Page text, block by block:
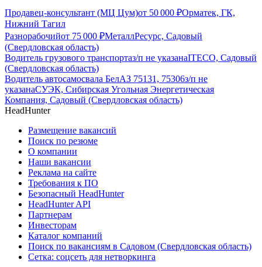
Продавец-консультант (МЦ Цум)от 50 000 ₽Орматек, ГК,
Нижний Тагил
Разнорабочийот 75 000 ₽МеталлРесурс, Садовый
(Свердловская область)
Водитель грузового транспортаз/п не указанаITECO, Садовый
(Свердловская область)
Водитель автосамосвала БелАЗ 75131, 75306з/п не
указанаСУЭК, Сибирская Угольная Энергетическая
Компания, Садовый (Свердловская область)
HeadHunter
Размещение вакансий
Поиск по резюме
О компании
Наши вакансии
Реклама на сайте
Требования к ПО
Безопасный HeadHunter
HeadHunter API
Партнерам
Инвесторам
Каталог компаний
Поиск по вакансиям в Садовом (Свердловская область)
Сетка: соцсеть для нетворкинга